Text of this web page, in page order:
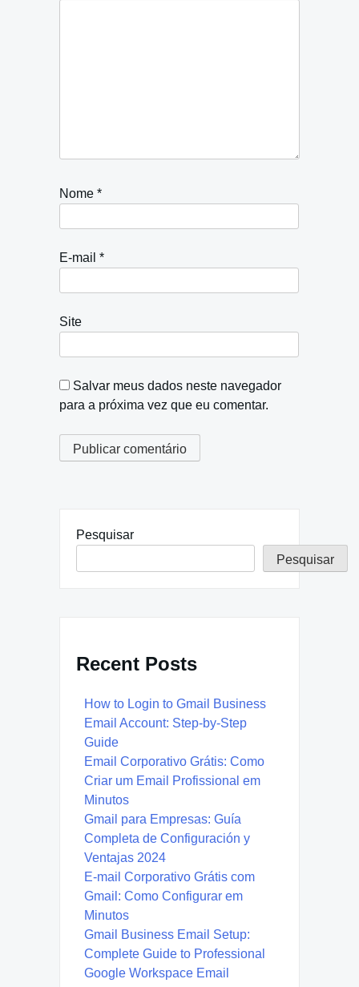
Nome *
E-mail *
Site
Salvar meus dados neste navegador
para a próxima vez que eu comentar.
Pesquisar
Pesquisar
Recent Posts
How to Login to Gmail Business
Email Account: Step-by-Step
Guide
Email Corporativo Grátis: Como
Criar um Email Profissional em
Minutos
Gmail para Empresas: Guía
Completa de Configuración y
Ventajas 2024
E-mail Corporativo Grátis com
Gmail: Como Configurar em
Minutos
Gmail Business Email Setup:
Complete Guide to Professional
Google Workspace Email